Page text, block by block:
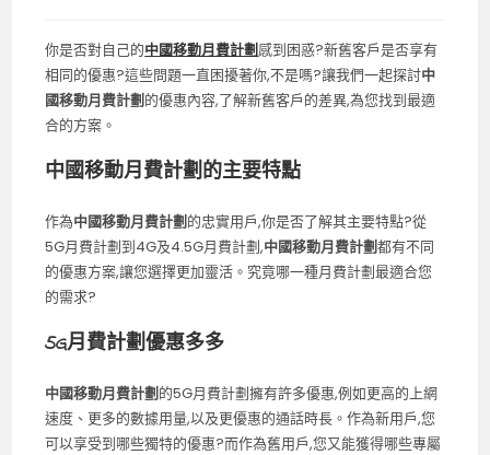
你是否對自己的中國移動月費計劃感到困惑?新舊客戶是否享有
相同的優惠?這些問題一直困擾著你,不是嗎?讓我們一起探討中
國移動月費計劃的優惠內容,了解新舊客戶的差異,為您找到最適
合的方案。
中國移動月費計劃的主要特點
作為中國移動月費計劃的忠實用戶,你是否了解其主要特點?從
5G月費計劃到4G及4.5G月費計劃,中國移動月費計劃都有不同
的優惠方案,讓您選擇更加靈活。究竟哪一種月費計劃最適合您
的需求?
5G月費計劃優惠多多
中國移動月費計劃的5G月費計劃擁有許多優惠,例如更高的上網
速度、更多的數據用量,以及更優惠的通話時長。作為新用戶,您
可以享受到哪些獨特的優惠?而作為舊用戶,您又能獲得哪些專屬